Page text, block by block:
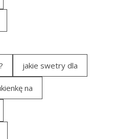
jakie swetry dla
na